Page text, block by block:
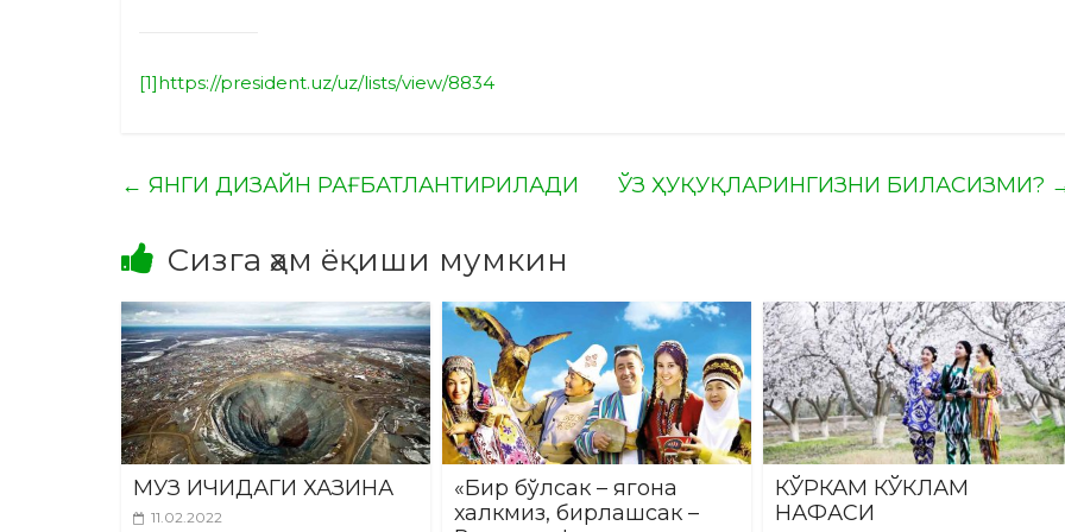
[1]https://president.uz/uz/lists/view/8834
← ЯНГИ ДИЗАЙН РАҒБАТЛАНТИРИЛАДИ ЎЗ ҲУҚУҚЛАРИНГИЗНИ БИЛАСИЗМИ?
Сизга ҳам ёқиши мумкин
МУЗ ИЧИДАГИ ХАЗИНА
11.02.2022
«Бир бўлсак – ягона
халкмиз, бирлашсак –
КЎРКАМ КЎКЛАМ
НАФАСИ